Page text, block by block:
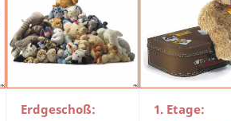
Erdgeschoß:
1. Etage: